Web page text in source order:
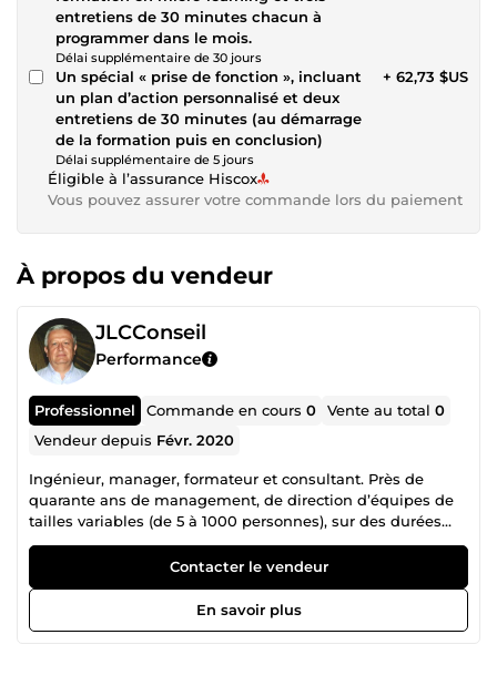
entretiens de 30 minutes chacun à
programmer dans le mois.
Délai supplémentaire de 30 jours
Un spécial « prise de fonction », incluant
un plan d’action personnalisé et deux
entretiens de 30 minutes (au démarrage
de la formation puis en conclusion)
Délai supplémentaire de 5 jours
+ 62,73 $US
Éligible à l’assurance Hiscox
Vous pouvez assurer votre commande lors du paiement
À propos du vendeur
JLCConseil
Performance
Professionnel Commande en cours0 Vente au total0
Vendeur depuis Févr. 2020
Ingénieur, manager, formateur et consultant. Près de
quarante ans de management, de direction d’équipes de
tailles variables (de 5 à 1000 personnes), sur des durées
tout aussi variables (de 3 mois à 2 ans) et avec succès. Mais
aussi de gestion de crise, de management de projet ou de
conduite du changement. Une vie professionnelle très
animée, tant par la vingtaine de fonctions différentes
occupées que par la vingtaine de lieux, en France et à
Contacter le vendeur
En savoir plus